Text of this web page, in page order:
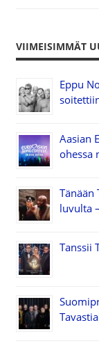
VIIMEISIMMÄT
Eppu
Aasian
ohessa
Tänään
luvulta
Tanssii